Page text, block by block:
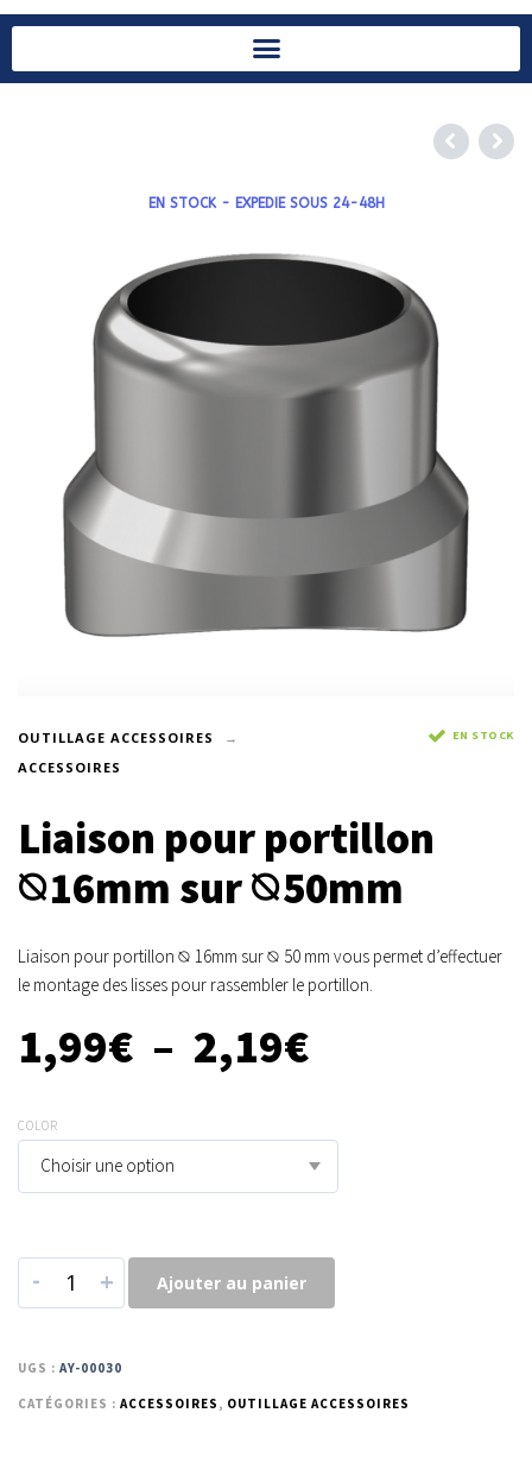
EN STOCK - EXPEDIE SOUS 24-48H
OUTILLAGE ACCESSOIRES
ACCESSOIRES
EN STOCK
Liaison pour portillon
⦰16mm sur ⦰50mm
Liaison pour portillon ⦰ 16mm sur ⦰ 50 mm vous permet d’effectuer
le montage des lisses pour rassembler le portillon.
1,99€ – 2,19€
COLOR
Choisir une option
- + Ajouter au panier
UGS : AY-00030
CATÉGORIES : ACCESSOIRES , OUTILLAGE ACCESSOIRES